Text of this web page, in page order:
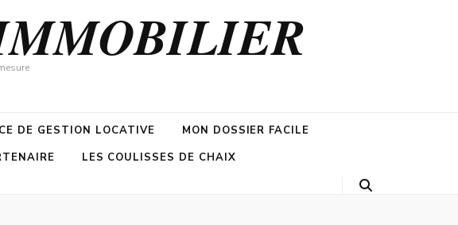
DE GESTION LOCATIVE
MON DOSSIER FACILE
LES COULISSES DE CHAIX